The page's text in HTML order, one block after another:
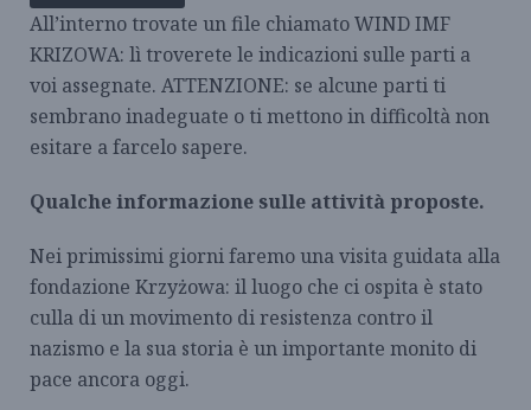
All’interno trovate un file chiamato WIND IMF
KRIZOWA: lì troverete le indicazioni sulle parti a
voi assegnate. ATTENZIONE: se alcune parti ti
sembrano inadeguate o ti mettono in difficoltà non
esitare a farcelo sapere.
Qualche informazione sulle attività proposte.
Nei primissimi giorni faremo una visita guidata alla
fondazione Krzyżowa: il luogo che ci ospita è stato
culla di un movimento di resistenza contro il
nazismo e la sua storia è un importante monito di
pace ancora oggi.